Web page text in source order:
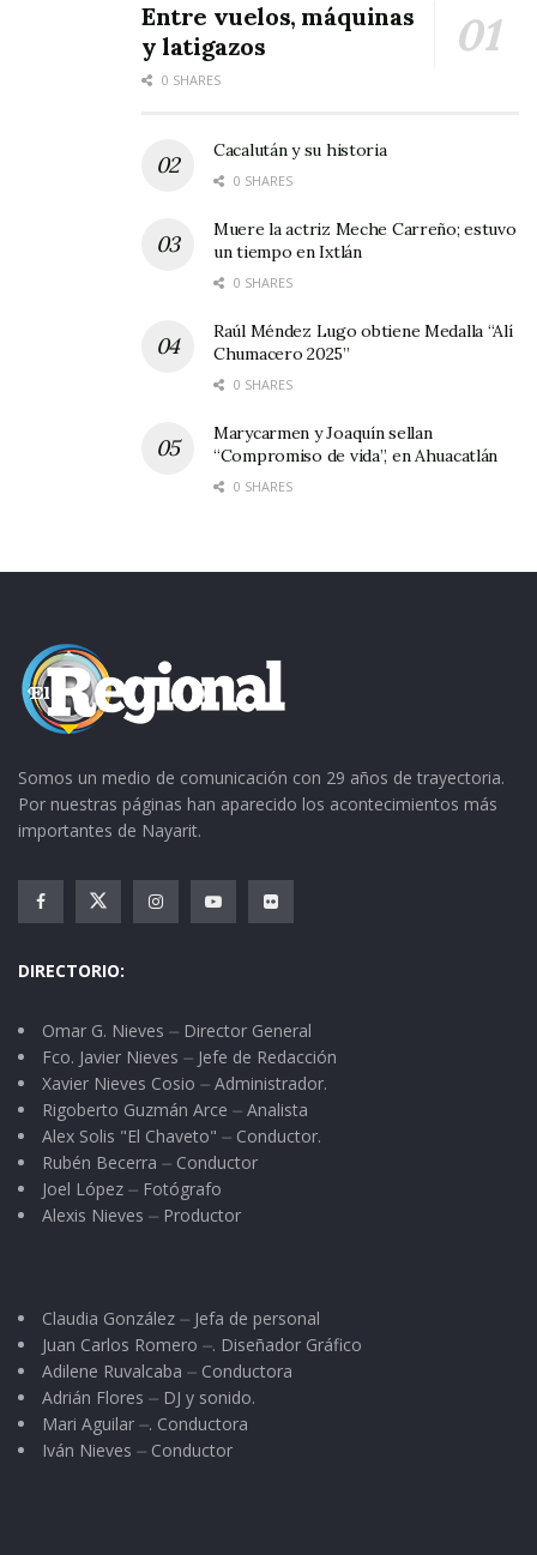
Entre vuelos, máquinas
y latigazos
0 SHARES
Cacalután y su historia
0 SHARES
Muere la actriz Meche Carreño; estuvo
un tiempo en Ixtlán
0 SHARES
Raúl Méndez Lugo obtiene Medalla “Alí
Chumacero 2025”
0 SHARES
Marycarmen y Joaquín sellan
“Compromiso de vida”, en Ahuacatlán
0 SHARES
Somos un medio de comunicación con 29 años de trayectoria.
Por nuestras páginas han aparecido los acontecimientos más
importantes de Nayarit.
DIRECTORIO:
Omar G. Nieves ⏤ Director General
Fco. Javier Nieves ⏤ Jefe de Redacción
Xavier Nieves Cosio ⏤ Administrador.
Rigoberto Guzmán Arce ⏤ Analista
Alex Solis "El Chaveto" ⏤ Conductor.
Rubén Becerra ⏤ Conductor
Joel López ⏤ Fotógrafo
Alexis Nieves ⏤ Productor
Claudia González ⏤ Jefa de personal
Juan Carlos Romero ⏤. Diseñador Gráfico
Adilene Ruvalcaba ⏤ Conductora
Adrián Flores ⏤ DJ y sonido.
Mari Aguilar ⏤. Conductora
Iván Nieves ⏤ Conductor